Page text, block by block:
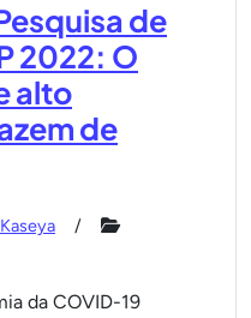
de
2022: O
alto
de
Kaseya
da COVID-19